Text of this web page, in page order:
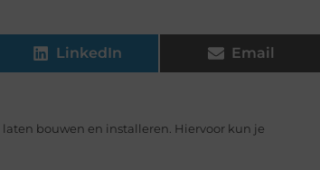
LinkedIn Email
bouwen en installeren. Hiervoor kun je